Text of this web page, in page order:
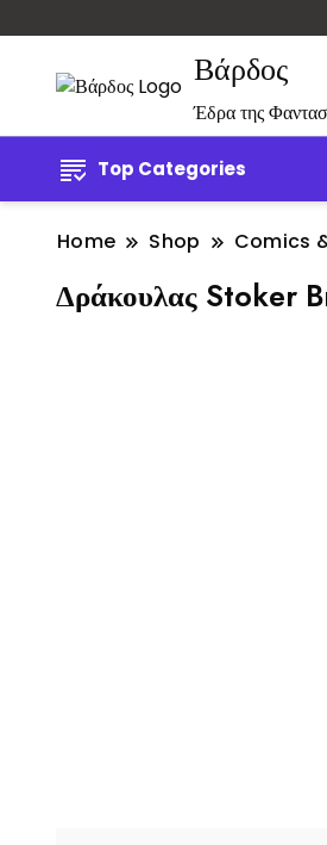
Βάρδος
Έδρα της
Top Categories
Home Shop Comics
Δράκουλας Stoker